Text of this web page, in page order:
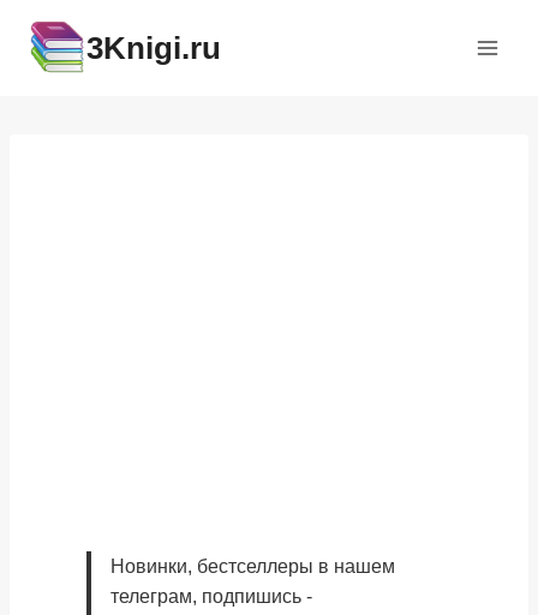
содержимому
3Knigi.ru
Новинки, бестселлеры в нашем
телеграм, подпишись -